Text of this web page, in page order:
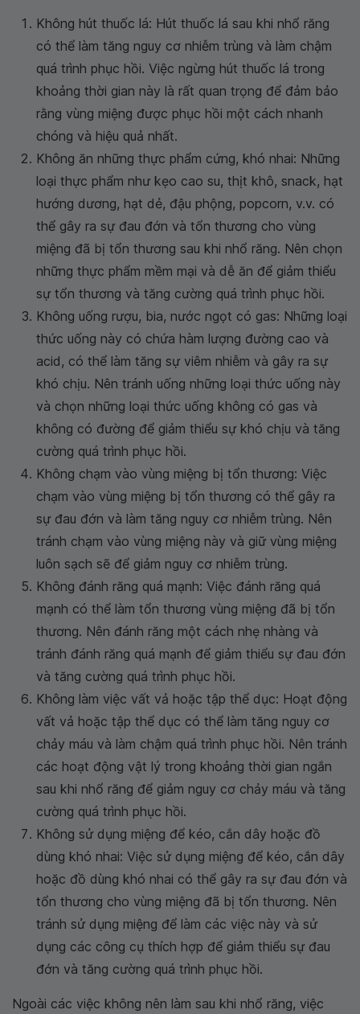
Không hút thuốc lá: Hút thuốc lá sau khi nhổ răng
có thể làm tăng nguy cơ nhiễm trùng và làm chậm
quá trình phục hồi. Việc ngừng hút thuốc lá trong
khoảng thời gian này là rất quan trọng để đảm bảo
rằng vùng miệng được phục hồi một cách nhanh
chóng và hiệu quả nhất.
Không ăn những thực phẩm cứng, khó nhai: Những
loại thực phẩm như kẹo cao su, thịt khô, snack, hạt
hướng dương, hạt dẻ, đậu phộng, popcorn, v.v. có
thể gây ra sự đau đớn và tổn thương cho vùng
miệng đã bị tổn thương sau khi nhổ răng. Nên chọn
những thực phẩm mềm mại và dễ ăn để giảm thiểu
sự tổn thương và tăng cường quá trình phục hồi.
Không uống rượu, bia, nước ngọt có gas: Những loại
thức uống này có chứa hàm lượng đường cao và
acid, có thể làm tăng sự viêm nhiễm và gây ra sự
khó chịu. Nên tránh uống những loại thức uống này
và chọn những loại thức uống không có gas và
không có đường để giảm thiểu sự khó chịu và tăng
cường quá trình phục hồi.
Không chạm vào vùng miệng bị tổn thương: Việc
chạm vào vùng miệng bị tổn thương có thể gây ra
sự đau đớn và làm tăng nguy cơ nhiễm trùng. Nên
tránh chạm vào vùng miệng này và giữ vùng miệng
luôn sạch sẽ để giảm nguy cơ nhiễm trùng.
Không đánh răng quá mạnh: Việc đánh răng quá
mạnh có thể làm tổn thương vùng miệng đã bị tổn
thương. Nên đánh răng một cách nhẹ nhàng và
tránh đánh răng quá mạnh để giảm thiểu sự đau đớn
và tăng cường quá trình phục hồi.
Không làm việc vất vả hoặc tập thể dục: Hoạt động
vất vả hoặc tập thể dục có thể làm tăng nguy cơ
chảy máu và làm chậm quá trình phục hồi. Nên tránh
các hoạt động vật lý trong khoảng thời gian ngắn
sau khi nhổ răng để giảm nguy cơ chảy máu và tăng
cường quá trình phục hồi.
Không sử dụng miệng để kéo, cắn dây hoặc đồ
dùng khó nhai: Việc sử dụng miệng để kéo, cắn dây
hoặc đồ dùng khó nhai có thể gây ra sự đau đớn và
tổn thương cho vùng miệng đã bị tổn thương. Nên
tránh sử dụng miệng để làm các việc này và sử
dụng các công cụ thích hợp để giảm thiểu sự đau
đớn và tăng cường quá trình phục hồi.
Ngoài các việc không nên làm sau khi nhổ răng, việc